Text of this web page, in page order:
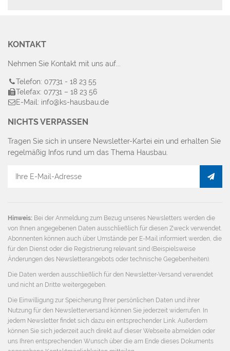
KONTAKT
Nehmen Sie Kontakt mit uns auf...
Telefon: 07731 - 18 23 55
Telefax: 07731 – 18 23 56
E-Mail: info@ks-hausbau.de
NICHTS VERPASSEN
Tragen Sie sich in unsere Newsletter-Kartei ein und erhalten Sie
regelmäßig Infos rund um das Thema Hausbau.
Hinweis: Bei der Anmeldung zum Bezug unseres Newsletters werden die
von Ihnen angegebenen Daten ausschließlich für diesen Zweck verwendet.
Abonnenten können auch über Umstände per E-Mail informiert werden, die
für den Dienst oder die Registrierung relevant sind (Beispielsweise
Änderungen des Newsletterangebots oder technische Gegebenheiten).
Die Daten werden ausschließlich für den Newsletter-Versand verwendet
und nicht an Dritte weitergegeben.
Die Einwilligung zur Speicherung Ihrer persönlichen Daten und ihrer
Nutzung für den Newsletterversand können Sie jederzeit widerrufen. In
jedem Newsletter findet sich dazu ein entsprechender Link. Außerdem
können Sie sich jederzeit auch direkt auf dieser Webseite abmelden oder
uns Ihren entsprechenden Wunsch über die am Ende dieses Dokuments